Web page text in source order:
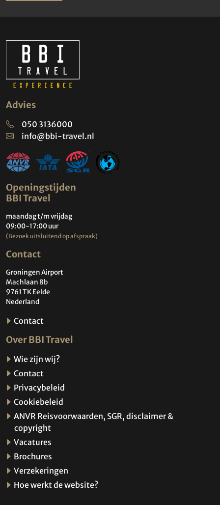
Advies
050 3136000
info@bbi-travel.nl
Openingstijden
BBI Travel
maandag t/m vrijdag
09:00-17:00 uur
(Bezoek uitsluitend op afspraak)
Contact
Groningen Airport
Machlaan 8b
9761 TK Eelde
Nederland
Contact
Over BBI Travel
Wie zijn wij?
Contact
Privacybeleid
Cookiebeleid
ANVR Reisvoorwaarden, SGR, disclaimer &
copyright
Vacatures
Brochures
Verzekeringen
Hoe werkt de website?